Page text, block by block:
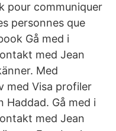
pour communiquer
personnes que
Gå med i
med Jean
Med
med Visa profiler
Haddad. Gå med i
med Jean